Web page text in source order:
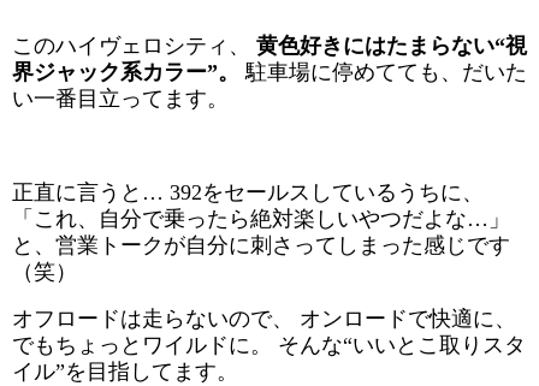
このハイヴェロシティ、 黄色好きにはたまらない“視
界ジャック系カラー”。
駐車場に停めてても、だいた
い一番目立ってます。
正直に言うと… 392をセールスしているうちに、
「これ、自分で乗ったら絶対楽しいやつだよな…」
と、営業トークが自分に刺さってしまった感じです
（笑）
オフロードは走らないので、 オンロードで快適に、
でもちょっとワイルドに。 そんな“いいとこ取りスタ
イル”を目指してます。